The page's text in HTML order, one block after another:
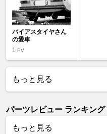
バイアスタイヤさん
の愛車
1 PV
もっと見る
パーツレビュー ランキング
もっと見る